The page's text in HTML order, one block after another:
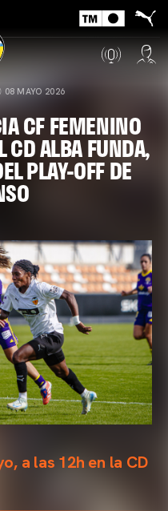
08 MAYO 2026
CF FEMENINO
CD ALBA FUNDA,
PLAY-OFF DE
a las 12h en la CD